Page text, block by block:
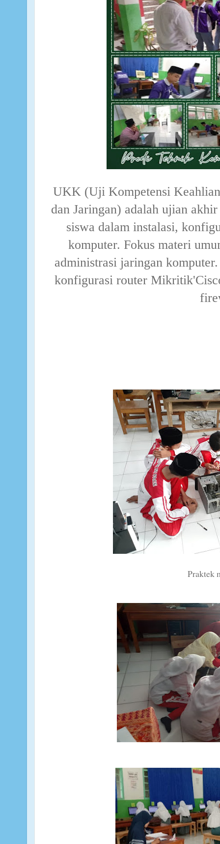
UKK (Uji Kompetensi
dan Jaringan) adalah ujian
siswa dalam instalasi,
komputer. Fokus materi
administrasi jaringan
konfigurasi router
Praktek